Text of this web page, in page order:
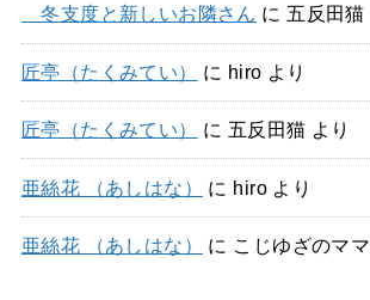
冬支度と新しいお隣さん に 五反田猫
匠亭（たくみてい） に hiro より
匠亭（たくみてい） に 五反田猫 より
亜絲花 （あしはな） に hiroより
亜絲花 （あしはな） に こじゆざのママ